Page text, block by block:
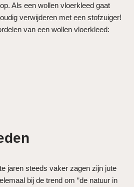
Als een wollen vloerkleed gaat
verwijderen met een stofzuiger!
van een wollen vloerkleed:
jaren steeds vaker zagen zijn jute
bij de trend om “de natuur in